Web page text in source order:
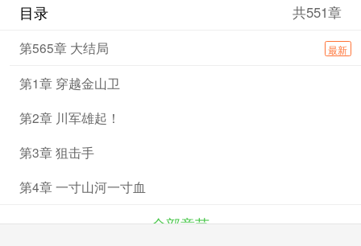
目录 共551章
第565章 大结局 最新
第1章 穿越金山卫
第2章 川军雄起！
第3章 狙击手
第4章 一寸山河一寸血
全部章节